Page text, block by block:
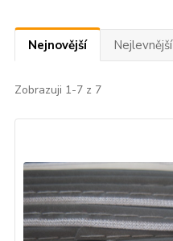
Nejnovější Nejlevnější
Zobrazuji 1-7 z 7